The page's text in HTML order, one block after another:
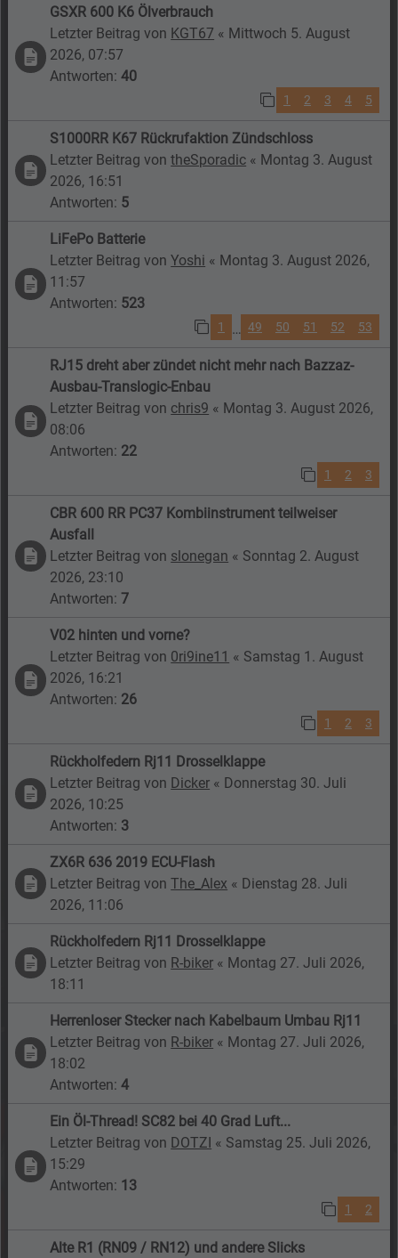
GSXR 600 K6 Ölverbrauch
Letzter Beitrag von KGT67 « Mittwoch 5. August
2026, 07:57
Antworten:40
1 2 3 4 5
S1000RR K67 Rückrufaktion Zündschloss
Letzter Beitrag vontheSporadic « Montag 3. August
2026, 16:51
Antworten: 5
LiFePo Batterie
Letzter Beitrag vonYoshi « Montag 3. August 2026,
11:57
Antworten: 523
1 … 49 50 51 52 53
RJ15 dreht aber zündet nicht mehr nach Bazzaz-
Ausbau-Translogic-Enbau
Letzter Beitrag von chris9 « Montag 3. August 2026,
08:06
Antworten: 22
1 2 3
CBR 600 RR PC37 Kombiinstrument teilweiser
Ausfall
Letzter Beitrag von slonegan « Sonntag 2. August
2026, 23:10
Antworten:7
V02 hinten und vorne?
Letzter Beitrag von 0ri9ine11 « Samstag 1. August
2026, 16:21
Antworten: 26
1 2 3
Rückholfedern Rj11 Drosselklappe
Letzter Beitrag von Dicker « Donnerstag 30. Juli
2026, 10:25
Antworten: 3
ZX6R 636 2019 ECU-Flash
Letzter Beitrag vonThe_Alex « Dienstag 28. Juli
2026, 11:06
Rückholfedern Rj11 Drosselklappe
Letzter Beitrag von R-biker « Montag 27. Juli 2026,
18:11
Herrenloser Stecker nach Kabelbaum Umbau Rj11
Letzter Beitrag von R-biker « Montag 27. Juli 2026,
18:02
Antworten:4
Ein Öl-Thread! SC82 bei 40 Grad Luft...
Letzter Beitrag von DOTZI « Samstag 25. Juli 2026,
15:29
Antworten: 13
1 2
Alte R1 (RN09 / RN12) und andere Slicks